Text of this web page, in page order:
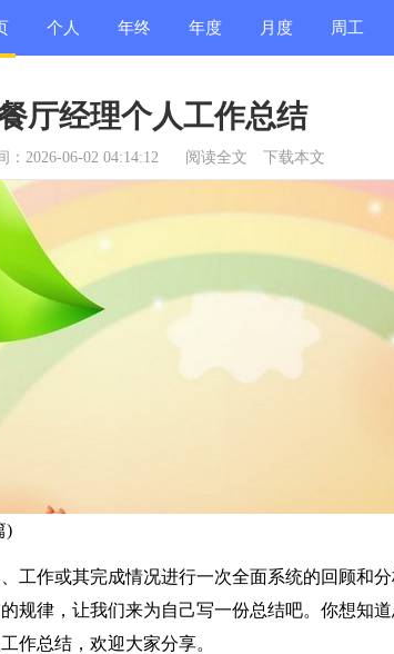
个人 年终 年度 月度 周工
厅经理个人工作总结
：2026-06-02 04:14:12 阅读全文 下载本文
)
工作或其完成情况进行一次全面系统的回顾和
规律，让我们来为自己写一份总结吧。你想知
作总结，欢迎大家分享。